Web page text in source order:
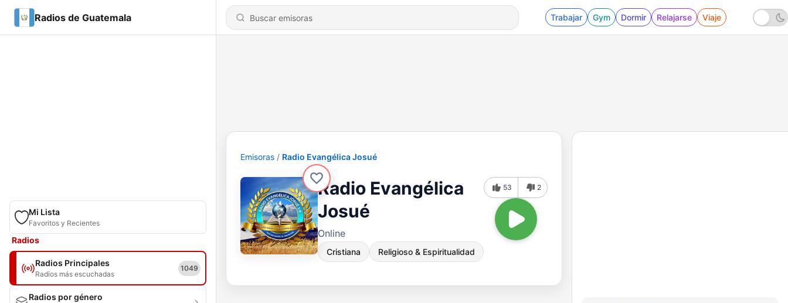
Radios de Guatemala Trabajar Gym Dormir Relajarse Viaje
Mi Lista
Favoritos y Recientes
Radios
Radios Principales
Radios más escuchadas
1049
Radios por género
Emisoras Radio Evangélica Josué
Radio Evangélica
Josué
Online
Cristiana Religioso & Espiritualidad
53 2